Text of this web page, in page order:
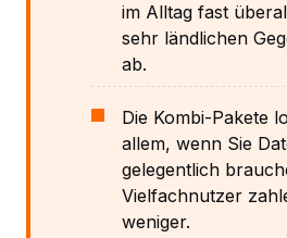
im Alltag fast
sehr ländlichen
ab.
Die Kombi-Pakete
allem, wenn Sie
gelegentlich
Vielfachnutzer
weniger.